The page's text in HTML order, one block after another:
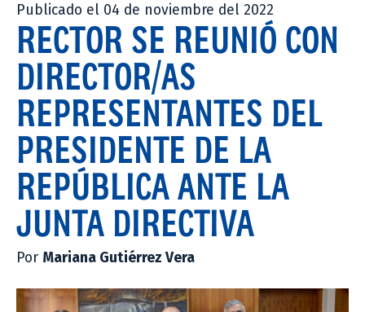
Publicado el 04 de noviembre del 2022
RECTOR SE REUNIÓ CON
DIRECTOR/AS
REPRESENTANTES DEL
PRESIDENTE DE LA
REPÚBLICA ANTE LA
JUNTA DIRECTIVA
Por Mariana Gutiérrez Vera